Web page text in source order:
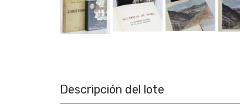
Descripción del lote